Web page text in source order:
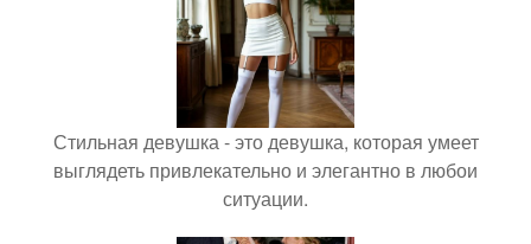
Стильная девушка - это девушка, которая умеет
выглядеть привлекательно и элегантно в любои
ситуации.